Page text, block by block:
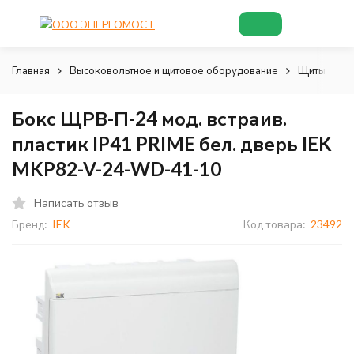
Главная Высоковольтное и щитовое оборудование Щиты и
Бокс ЩРВ-П-24 мод. встраив.
пластик IP41 PRIME бел. дверь IEK
MKP82-V-24-WD-41-10
Написать отзыв
Бренд: IEK Код товара: 23492